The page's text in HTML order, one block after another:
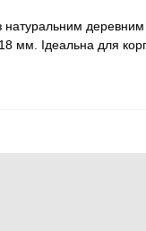
деревним
Ідеальна для